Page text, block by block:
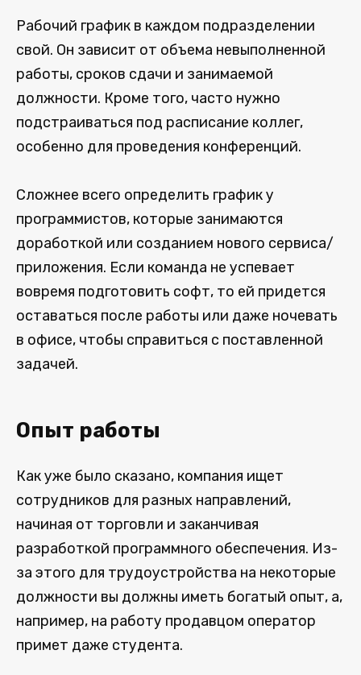
Рабочий график в каждом подразделении
свой. Он зависит от объема невыполненной
работы, сроков сдачи и занимаемой
должности. Кроме того, часто нужно
подстраиваться под расписание коллег,
особенно для проведения конференций.
Сложнее всего определить график у
программистов, которые занимаются
доработкой или созданием нового сервиса/
приложения. Если команда не успевает
вовремя подготовить софт, то ей придется
оставаться после работы или даже ночевать
в офисе, чтобы справиться с поставленной
задачей.
Опыт работы
Как уже было сказано, компания ищет
сотрудников для разных направлений,
начиная от торговли и заканчивая
разработкой программного обеспечения. Из-
за этого для трудоустройства на некоторые
должности вы должны иметь богатый опыт, а,
например, на работу продавцом оператор
примет даже студента.